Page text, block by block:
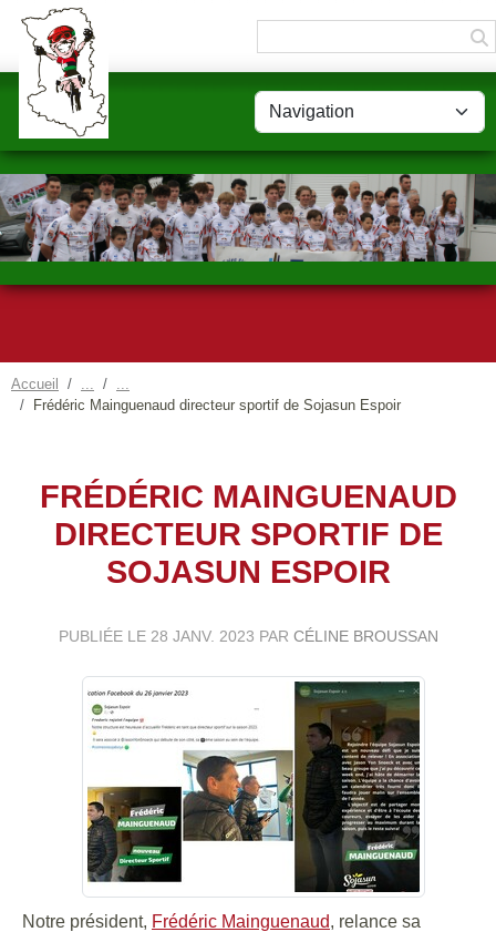
Accueil
Frédéric Mainguenaud directeur sportif de Sojasun Espoir
FRÉDÉRIC MAINGUENAUD
DIRECTEUR SPORTIF DE
SOJASUN ESPOIR
PUBLIÉE LE 28 JANV. 2023 PAR CÉLINE BROUSSAN
Notre président, Frédéric Mainguenaud, relance sa
Panneau de gestion des cookies